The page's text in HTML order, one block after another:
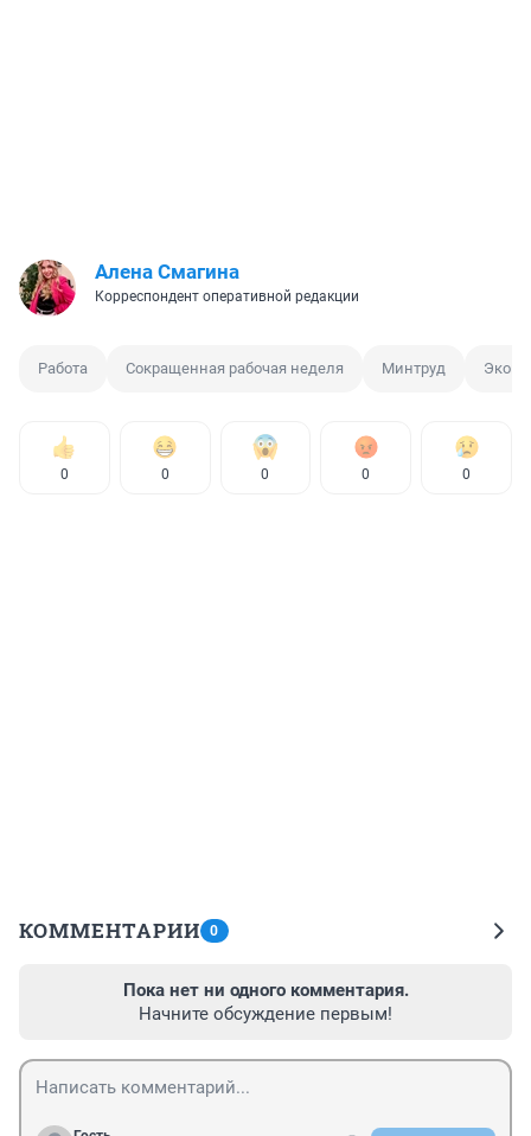
Алена Смагина
Корреспондент оперативной редакции
Работа Сокращенная рабочая неделя Минтруд
0 0 0 0 0
КОММЕНТАРИИ 0
Пока нет ни одного комментария.
Начните обсуждение первым!